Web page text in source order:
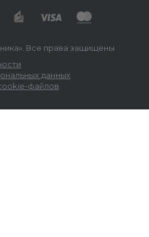
Все права защищены
данных
файлов